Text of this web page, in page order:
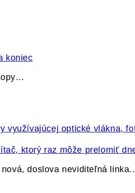
koniec
ktorý raz môže prelomiť
doslova neviditeľná